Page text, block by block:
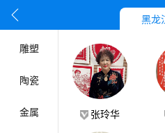
工艺
黑龙
雕塑
陶瓷
金属
按姓名首拼音字母排列
张玲华